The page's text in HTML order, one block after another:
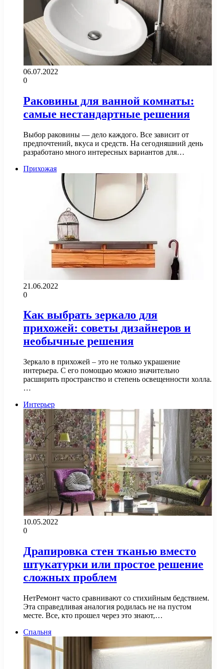
06.07.2022
0
Раковины для ванной комнаты:
самые нестандартные решения
Выбор раковины — дело каждого. Все зависит от
предпочтений, вкуса и средств. На сегодняшний день
разработано много интересных вариантов для…
Прихожая
21.06.2022
0
Как выбрать зеркало для
прихожей: советы дизайнеров и
необычные решения
Зеркало в прихожей – это не только украшение
интерьера. С его помощью можно значительно
расширить пространство и степень освещенности холла.
…
Интерьер
10.05.2022
0
Драпировка стен тканью вместо
штукатурки или простое решение
сложных проблем
НетРемонт часто сравнивают со стихийным бедствием.
Эта справедливая аналогия родилась не на пустом
месте. Все, кто прошел через это знают,…
Спальня